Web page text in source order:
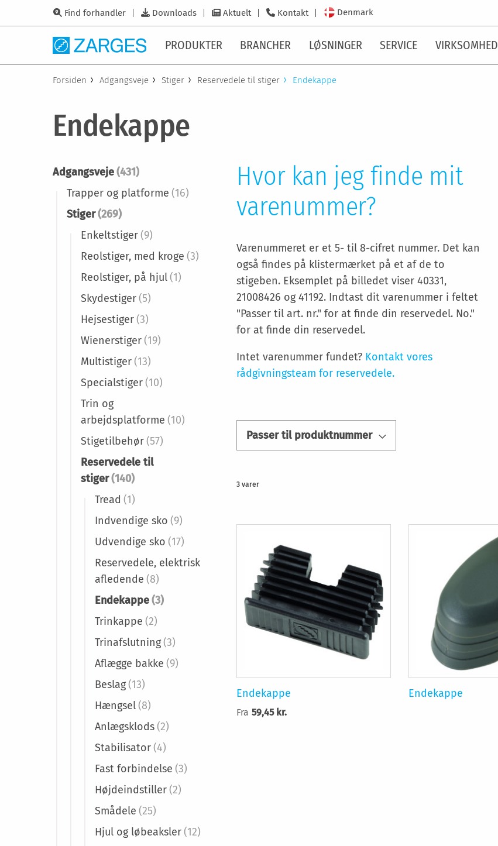
Find forhandler Downloads Aktuelt Kontakt Denmark
PRODUKTER BRANCHER LØSNINGER SERVICE VIRKSOMHED
Forsiden Adgangsveje Stiger Reservedele til stiger Endekappe
Endekappe
Hvor kan jeg finde mit
varenummer?
Varenummeret er et 5- til 8-cifret nummer. Det kan
også findes på klistermærket på et af de to
stigeben. Eksemplet på billedet viser 40331,
21008426 og 41192. Indtast dit varenummer i feltet
"Passer til art. nr." for at finde din reservedel. No."
for at finde din reservedel.
Intet varenummer fundet? Kontakt vores
rådgivningsteam for reservedele.
Passer til produktnummer
3 varer
Endekappe
Fra 59,45 kr.
Endekappe
Adgangsveje(431)
Trapper og platforme (16)
Stiger(269)
Enkeltstiger(9)
Reolstiger, med kroge (3)
Reolstiger, på hjul(1)
Skydestiger(5)
Hejsestiger(3)
Wienerstiger(19)
Multistiger(13)
Specialstiger(10)
Trin og
arbejdsplatforme (10)
Stigetilbehør(57)
Reservedele til
stiger(140)
Tread (1)
Indvendige sko (9)
Udvendige sko (17)
Reservedele, elektrisk
afledende (8)
Endekappe(3)
Trinkappe (2)
Trinafslutning(3)
Aflægge bakke (9)
Beslag(13)
Hængsel(8)
Anlægsklods(2)
Stabilisator(4)
Fast forbindelse (3)
Højdeindstiller(2)
Smådele (25)
Hjul og løbeaksler(12)